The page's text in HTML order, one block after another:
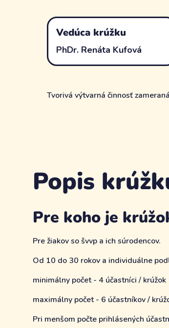
Vedúca krúžku
PhDr. Renáta Kufová
Tvorivá výtvarná činnosť
Popis
Pre koho je
Pre žiakov so švvp a ich súrodencov.
Od 10 do 30 rokov a individuálne
minimálny počet - 4 účastníci / krúžok
maximálny počet - 6 účastníkov /
Pri menšom počte prihlásených